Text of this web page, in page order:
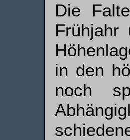
Die
Frühjahr
in den
noch